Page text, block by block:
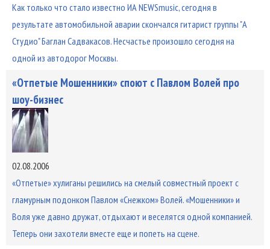
Как только что стало известно ИА NEWSmusic, сегодня в
результате автомобильной аварии скончался гитарист группы "А
Студио" Баглан Садвакасов. Несчастье произошло сегодня на
одной из автодорог Москвы.
«Отпетые Мошенники» споют с Павлом Волей про
шоу-бизнес
02.08.2006
«Отпетые» хулиганы решились на смелый совместный проект с
гламурным подонком Павлом «Снежком» Волей. «Мошенники» и
Воля уже давно дружат, отдыхают и веселятся одной компанией.
Теперь они захотели вместе еще и попеть на сцене.